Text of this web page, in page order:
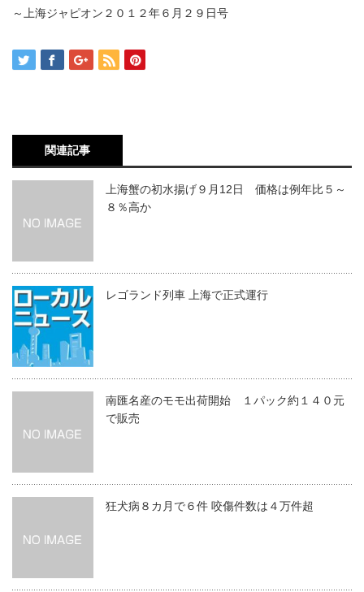
～上海ジャピオン２０１２年６月２９日号
関連記事
上海蟹の初水揚げ９月12日 価格は例年比５～
８％高か
レゴランド列車 上海で正式運行
南匯名産のモモ出荷開始 １パック約１４０元
で販売
狂犬病８カ月で６件 咬傷件数は４万件超